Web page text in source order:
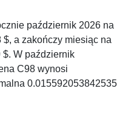
październik 2026 na
a zakończy miesiąc na
W październik
C98 wynosi
0.015592053842535